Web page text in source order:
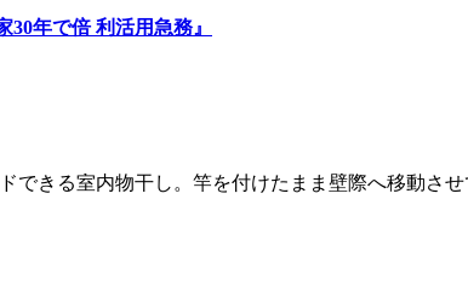
30年で倍 利活用急務』
きる室内物干し。竿を付けたまま壁際へ移動させ